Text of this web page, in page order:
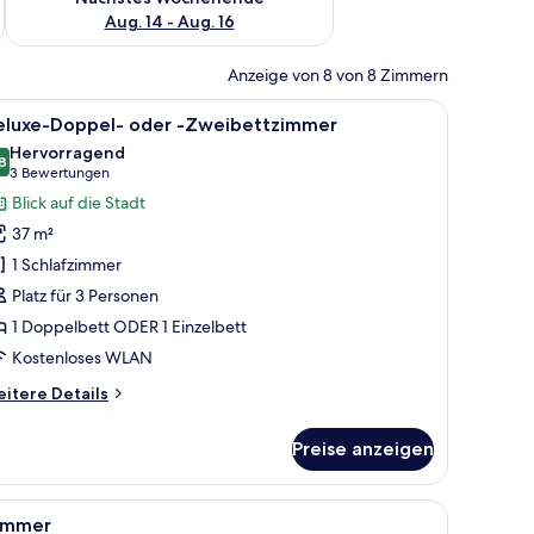
Aug. 14 - Aug. 16
Anzeige von 8 von 8 Zimmern
Lampe, Fernseher und einer Obstschale.Minibar, Zimmersafe, Schreibtisch,
5 Doppel- oder -Zweibettzimmer
von 10
Hervorragend
3 Bewertungen
(3
Bewertungen)
Blick auf die Stadt
37 m²
1 Schlafzimmer
Platz für 3 Personen
1 Doppelbett ODER 1 Einzelbett
Kostenloses WLAN
Details
Preise anzeigen
Schreibtisch, Fernseher und einem Fenster mit Vorhängen.
Ein Hotelzimmer mit Bett, Schreibtisch,
7